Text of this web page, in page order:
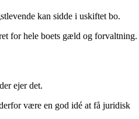
kan sidde i uskiftet bo.
for hele boets gæld og forvaltning.
ejer det.
være en god idé at få juridisk